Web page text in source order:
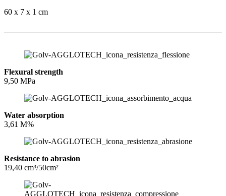
60 x 7 x 1 cm
Flexural strength
9,50 MPa
Water absorption
3,61 M%
Resistance to abrasion
19,40 cm³/50cm²